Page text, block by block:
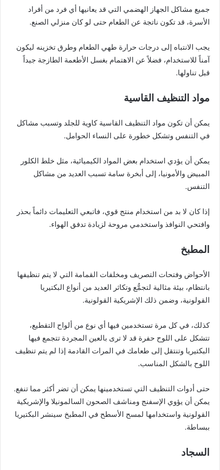
جميع مشاكل الجهاز الهضمي التي قد يعانيها أي فرد من أفراد
الأسرة، قد تكون ناتجة عن الطعام حتى لو كان منزلي الصنع.
يجب الانتباه إلى درجات حرارة طهي الطعام وطرق تخزينه ليكون
آمناً للاستخدام، فضلاً عن الاهتمام بغسل الأطعمة الطازجة جيداً
قبل تناولها.
مواد التنظيف القاسية
يمكن أن تكون مواد التنظيف القاسية كاوية للجلد وتسبب مشاكل
في التنفس وتشكل خطورة على النساء الحوامل.
يمكن أن يؤدي استخدام بعض المواد الكيميائية، مثل خلط الكلور
المبيض والأمونيا، إلى أبخرة سامة تسبب العديد من مشاكل
التنفس.
إذا كان لا بد من استخدام منتج قوي، فاتبعي التعليمات دائماً بحذر
وافتحي النوافذ واستخدمي مروحة لزيادة تدفق الهواء.
المطبخ
الأحواض وفتحات التصريف ومخلفات القمامة التي لا يتم تنظيفها
بانتظام، بيئة مثالية لتجمُّع وتكاثر العديد من أنواع البكتيريا
القولونية، وضمن ذلك الإشريكية القولونية.
كذلك، في كل مرة تستخدمين فيها أي نوع من ألواح التقطيع،
تتشكل على اللوح حفرة قد لا ترى بالعين المجردة تتجمع فيها
البكتيريا وتنتقل إلى طعامك في المرات القادمة إذا لم يتم تنظيف
اللوح بالشكل المناسب.
حتى أدوات التنظيف التي تستخدمينها يمكن أن تضر أكثر مما تنفع.
يمكن أن يؤوي الإسفنج ومناشف الصحون السالمونيلا والإشريكية
القولونية واستخدامها لمسح الأسطح في المطبخ سينشر البكتيريا
ببساطة.
السجاد